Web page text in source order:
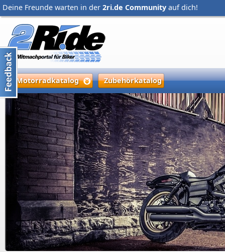
Deine Freunde warten in der 2ri.de Community auf dich!
Motorradkatalog Zubehörkatalog